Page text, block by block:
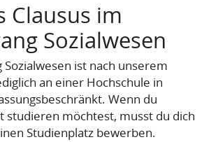
Clausus im
Sozialwesen
Sozialwesen ist nach unserem
an einer Hochschule in
Wenn du
studieren möchtest, musst du dich
Studienplatz bewerben.